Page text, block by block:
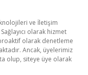
ve İletişim
olarak hizmet
olarak denetleme
Ancak, üyelerimiz
olup, siteye üye olarak